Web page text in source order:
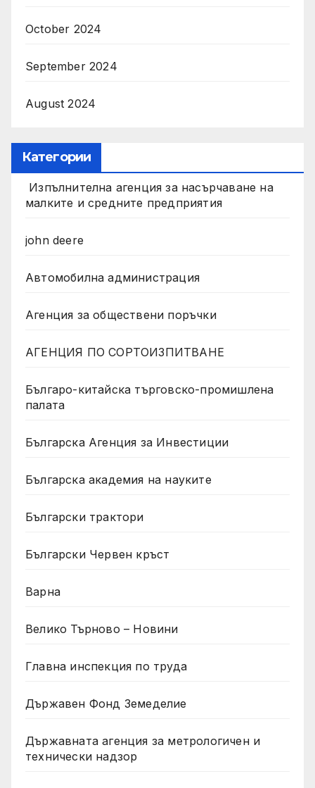
October 2024
September 2024
August 2024
Категории
Изпълнителна агенция за насърчаване на
малките и средните предприятия
john deere
Автомобилна администрация
Агенция за обществени поръчки
АГЕНЦИЯ ПО СОРТОИЗПИТВАНЕ
Българо-китайска търговско-промишлена
палата
Българска Агенция за Инвестиции
Българска академия на науките
Български трактори
Български Червен кръст
Варна
Велико Търново – Новини
Главна инспекция по труда
Държавен Фонд Земеделие
Държавната агенция за метрологичен и
технически надзор